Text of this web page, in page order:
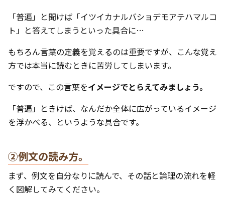
「普遍」と聞けば「イツイカナルバショデモアテハマルコ
ト」と答えてしまうといった具合に…
もちろん言葉の定義を覚えるのは重要ですが、こんな覚え
方では本当に読むときに苦労してしまいます。
ですので、この言葉をイメージでとらえてみましょう。
「普遍」ときけば、なんだか全体に広がっているイメージ
を浮かべる、というような具合です。
②例文の読み方。
まず、例文を自分なりに読んで、その話と論理の流れを軽
く図解してみてください。